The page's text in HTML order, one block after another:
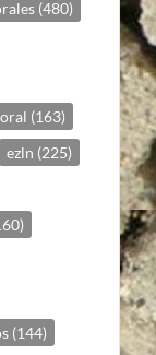
(480)
(163)
ezln (225)
(144)